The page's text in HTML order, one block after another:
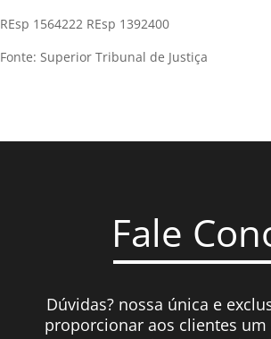
REsp 1564222 REsp 1392400
Fonte: Superior Tribunal de Justiça
Fale
Dúvidas? nossa única e
proporcionar aos clientes